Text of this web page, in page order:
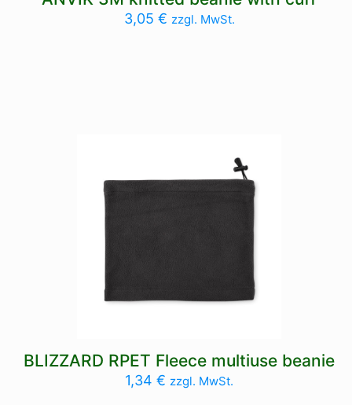
3,05 € zzgl. MwSt.
BLIZZARD RPET Fleece multiuse beanie
1,34€ zzgl. MwSt.